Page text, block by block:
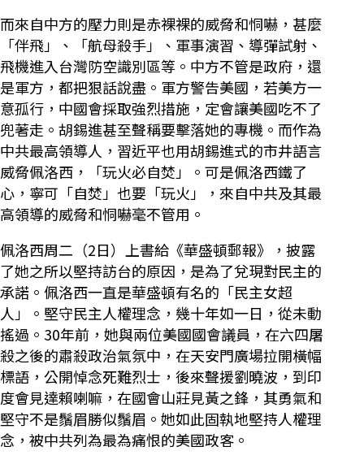
而來自中方的壓力則是赤裸裸的威脅和恫嚇，甚麼
「伴飛」、「航母殺手」、軍事演習、導彈試射、
飛機進入台灣防空識別區等。中方不管是政府，還
是軍方，都把狠話說盡。軍方警告美國，若美方一
意孤行，中國會採取強烈措施，定會讓美國吃不了
兜著走。胡錫進甚至聲稱要擊落她的專機。而作為
中共最高領導人，習近平也用胡錫進式的市井語言
威脅佩洛西，「玩火必自焚」。可是佩洛西鐵了
心，寧可「自焚」也要「玩火」，來自中共及其最
高領導的威脅和恫嚇毫不管用。
佩洛西周二（2日）上書給《華盛頓郵報》，披露
了她之所以堅持訪台的原因，是為了兌現對民主的
承諾。佩洛西一直是華盛頓有名的「民主女超
人」。堅守民主人權理念，幾十年如一日，從未動
搖過。30年前，她與兩位美國國會議員，在六四屠
殺之後的肅殺政治氣氛中，在天安門廣場拉開橫幅
標語，公開悼念死難烈士，後來聲援劉曉波，到印
度會見達賴喇嘛，在國會山莊見黃之鋒，其勇氣和
堅守不是鬚眉勝似鬚眉。她如此固執地堅持人權理
念，被中共列為最為痛恨的美國政客。